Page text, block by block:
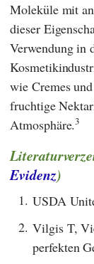
Moleküle mit
dieser
Verwendung in
wie Cremes
fruchtige
Atmosphäre.3
Evidenz)
1. USDA
2. Vilgis T,
perfekten